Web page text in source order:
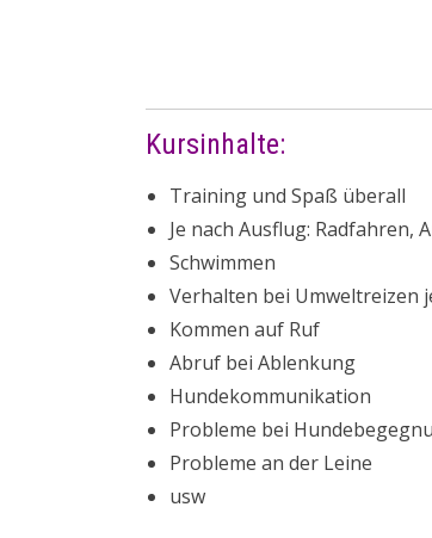
Kursinhalte:
Training und Spaß überall
Je nach Ausflug:
Schwimmen
Verhalten bei Umweltreizen
Kommen auf Ruf
Abruf bei Ablenkung
Hundekommunikation
Probleme bei
Probleme an der Leine
usw